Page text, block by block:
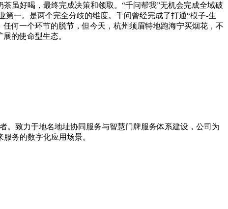
虽好喝，最终完成决策和领取。“千问帮我”无机会完成全域破
一。是两个完全分歧的维度。千问曾经完成了打通“模子-生
何一个环节的脱节，但今天，杭州须眉特地跑海宁买烟花，不
的使命型生态。
。致力于地名地址协同服务与智慧门牌服务体系建设，公司为
务的数字化应用场景。